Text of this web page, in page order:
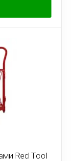
Red Tool